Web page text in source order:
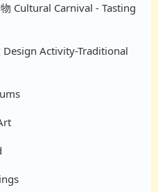
Cultural Carnival - Tasting
Activity-Traditional